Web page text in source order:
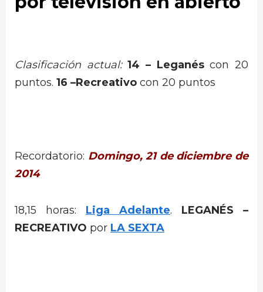
Clasificación actual: 14 – Leganéscon 20
puntos. 16 –Recreativo con 20 puntos
Recordatorio: Domingo, 21 de diciembre de
2014
18,15 horas: Liga Adelante. LEGANÉS –
RECREATIVO por LA SEXTA